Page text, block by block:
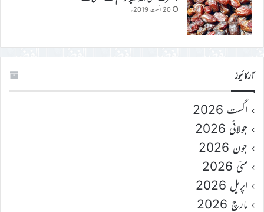
20 اگست 2019ء
آرکائیوز
اگست 2026
جولائی 2026
جون 2026
مئی 2026
اپریل 2026
مارچ 2026